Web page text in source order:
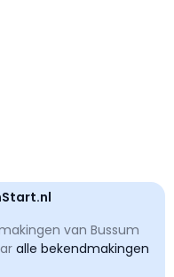
van Bussum
alle bekendmakingen